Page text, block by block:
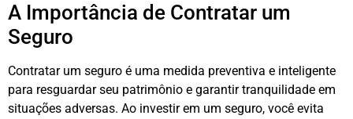
A Importância de Contratar um
Seguro
Contratar um seguro é uma medida preventiva e inteligente
para resguardar seu patrimônio e garantir tranquilidade em
situações adversas. Ao investir em um seguro, você evita